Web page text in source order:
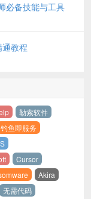
必备技能与工具
教程
勒索软件
钓鱼即服务
Cursor
Akira
无需代码